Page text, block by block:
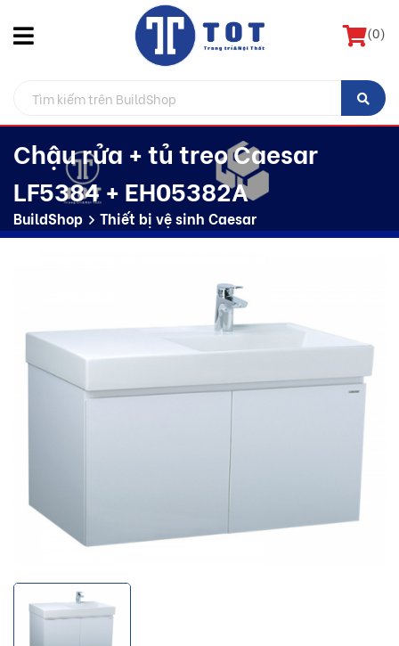
(0)
Chậu rửa + tủ treo Caesar
LF5384 + EH05382A
BuildShop Thiết bị vệ sinh Caesar